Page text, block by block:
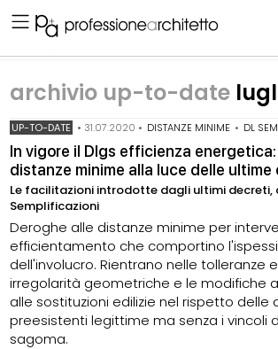
archivio up-to-date
UP-TO-DATE • 31.07.2020 • DISTANZE MINIME • DL
In vigore il Dlgs efficienza
distanze minime alla luce delle ultime
Le facilitazioni introdotte dagli ultimi decreti,
Semplificazioni
Deroghe alle distanze minime per
efficientamento che comportino
dell'involucro. Rientrano nelle tolleranze
irregolarità geometriche e le modifiche
alle sostituzioni edilizie nel rispetto delle
preesistenti legittime ma senza i vincoli
sagoma.